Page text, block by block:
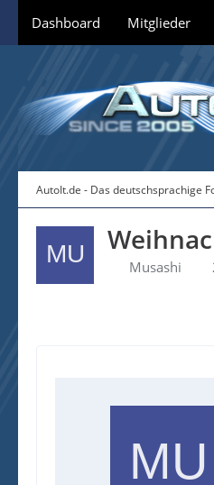
Dashboard Mitglieder
AutoIt.de - Das deutschsprachige
Musashi